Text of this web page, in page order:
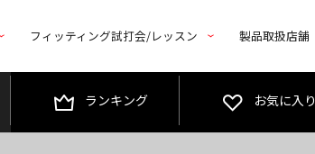
フィッティング試打会/レッスン 製品取扱店舗
ランキング お気に入り
1,000円OFFクーポンプレゼント！